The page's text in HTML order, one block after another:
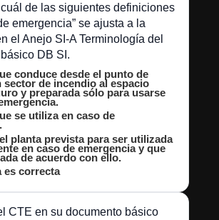
de las siguientes definiciones
emergencia” se ajusta a la
el Anejo SI-A Terminología del
DB SI.
conduce desde el punto de
sector de incendio al espacio
y preparada sólo para usarse
se utiliza en caso de
planta prevista para ser utilizada
en caso de emergencia y que
de acuerdo con ello.
es correcta
CTE en su documento básico